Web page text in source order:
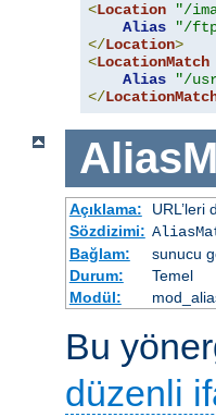
<Location "/
Alias
"/
</Location>
<LocationMatch
Alias
"/
</
Açıklama:
URL’leri
Sözdizimi:
Bağlam:
sunucu
Durum:
Temel
Modül:
Bu
düzenli